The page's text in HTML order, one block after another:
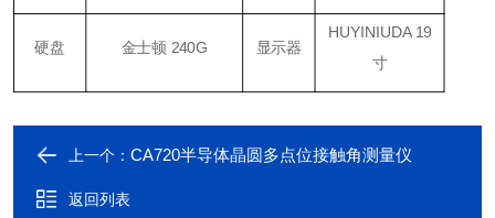
硬盘 金士顿 240G 显示器
HUYINIUDA 19
寸
上一个： CA720半导体晶圆多点位接触角测量仪
返回列表